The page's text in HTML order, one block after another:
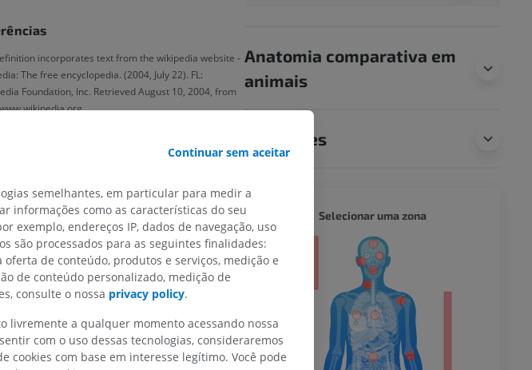
incorporates text from the wikipedia website -
The free encyclopedia. (2004, July 22). FL:
Foundation, Inc. Retrieved August 10, 2004, from
Anatomia comparativa em
animais
Traduções
MEMBRO INFERIOR
Membro inferior
Ilustrações
Radiografias do membro
inferior
Radiografias
Selecionar uma zona
Continuar sem aceitar
semelhantes, em particular para medir a
informações como as características do seu
exemplo, endereços IP, dados de navegação, uso
são processados para as seguintes finalidades:
de conteúdo, produtos e serviços, medição e
de conteúdo personalizado, medição de
consulte o nossa privacy policy.
livremente a qualquer momento acessando nossa
com o uso dessas tecnologias, consideraremos
cookies com base em interesse legítimo. Você pode